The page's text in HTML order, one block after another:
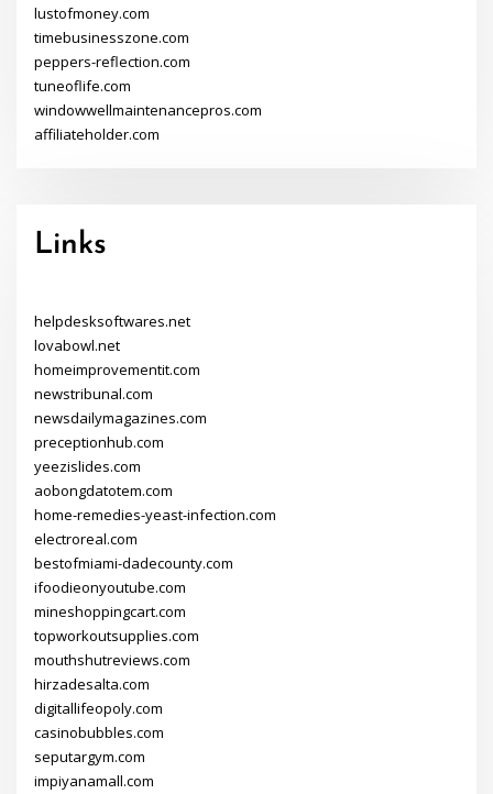
lustofmoney.com
timebusinesszone.com
peppers-reflection.com
tuneoflife.com
windowwellmaintenancepros.com
affiliateholder.com
Links
helpdesksoftwares.net
lovabowl.net
homeimprovementit.com
newstribunal.com
newsdailymagazines.com
preceptionhub.com
yeezislides.com
aobongdatotem.com
home-remedies-yeast-infection.com
electroreal.com
bestofmiami-dadecounty.com
ifoodieonyoutube.com
mineshoppingcart.com
topworkoutsupplies.com
mouthshutreviews.com
hirzadesalta.com
digitallifeopoly.com
casinobubbles.com
seputargym.com
impiyanamall.com